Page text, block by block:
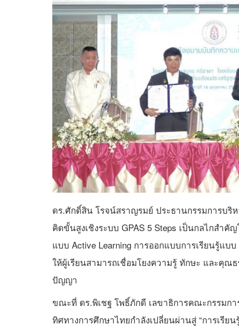
ดร.ศักดิ์สิน โรจน์สราญรมย์ ประธานกรรมการบริ
คิดขั้นสูงเชิงระบบ GPAS 5 Steps เป็นกลไกสำ
แบบ Active Learning การออกแบบการเรียนรู้แบ
ให้ผู้เรียนสามารถเชื่อมโยงความรู้ ทักษะ และคุ
ปัญญา
ขณะที่ ดร.พิเชฐ โพธิ์ภักดี เลขาธิการคณะกรรมก
ทิศทางการศึกษาไทยกำลังเปลี่ยนผ่านสู่ “การเรีย